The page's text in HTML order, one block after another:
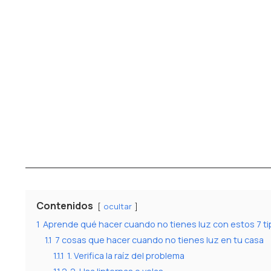
Contenidos ocultar
1 Aprende qué hacer cuando no tienes luz con estos 7
1.1 7 cosas que hacer cuando no tienes luz en tu casa
1.1.1 1. Verifica la raíz del problema